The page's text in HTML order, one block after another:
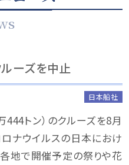
ーズを中止
日本船社
トン）のクルーズを8月
ナウイルスの日本におけ
地で開催予定の祭りや花